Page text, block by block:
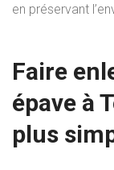
en préservant
Faire
épave à
plus